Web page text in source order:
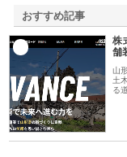
おすすめ記事
株
舗
山
土
る